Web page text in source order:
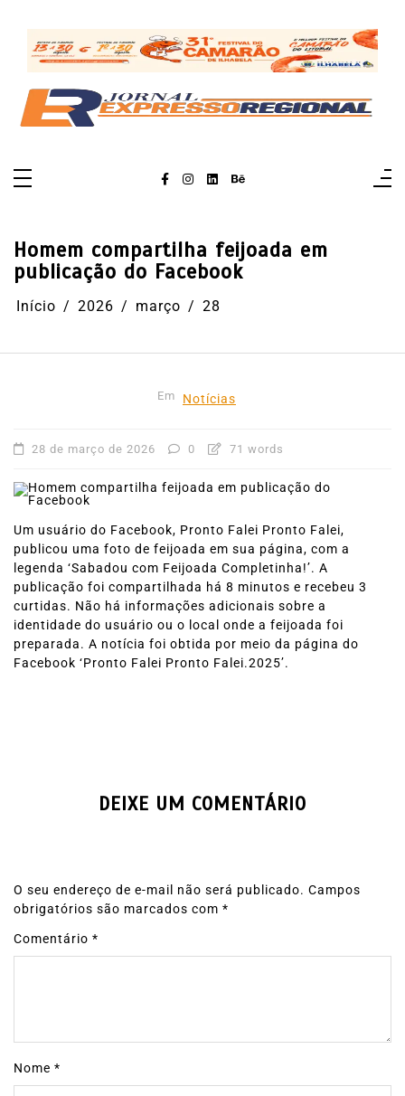
conteúdo
Homem compartilha feijoada em
publicação do Facebook
Início 2026 março 28
Em Notícias
28 de março de 2026 0 71 words
Um usuário do Facebook, Pronto Falei Pronto Falei,
publicou uma foto de feijoada em sua página, com a
legenda ‘Sabadou com Feijoada Completinha!’. A
publicação foi compartilhada há 8 minutos e recebeu 3
curtidas. Não há informações adicionais sobre a
identidade do usuário ou o local onde a feijoada foi
preparada. A notícia foi obtida por meio da página do
Facebook ‘Pronto Falei Pronto Falei.2025’.
DEIXE UM COMENTÁRIO
O seu endereço de e-mail não será publicado. Campos
obrigatórios são marcados com *
Comentário *
Nome *